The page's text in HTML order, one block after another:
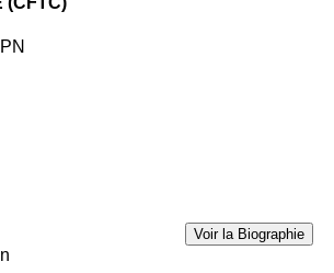
Voir la Biographie